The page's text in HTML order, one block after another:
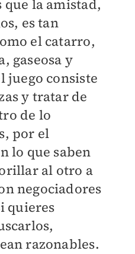
que la amistad,
es tan
el catarro,
gaseosa y
juego consiste
y tratar de
de lo
por el
lo que saben
al otro a
negociadores
quieres
razonables.